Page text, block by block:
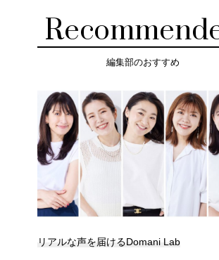
編集部のおすすめ
リアルな声を届けるDomani Lab